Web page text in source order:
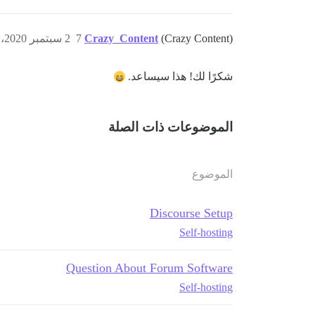
Crazy_Content (Crazy Content) 2 سبتمبر 2020، 2:16ص 7
شكرًا لك! هذا سيساعد.
الموضوعات ذات الصلة
الموضوع
Discourse Setup
Self-hosting
Question About Forum Software
Self-hosting